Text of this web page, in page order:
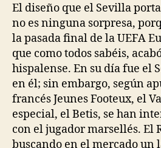
El diseño que el Sevilla
no es ninguna sorpresa,
la pasada final de la UEFA
que como todos sabéis,
hispalense. En su día fue el
en él; sin embargo, según
francés Jeunes Footeux, el
especial, el Betis, se han
con el jugador marsellés. El
buscando en el mercado un